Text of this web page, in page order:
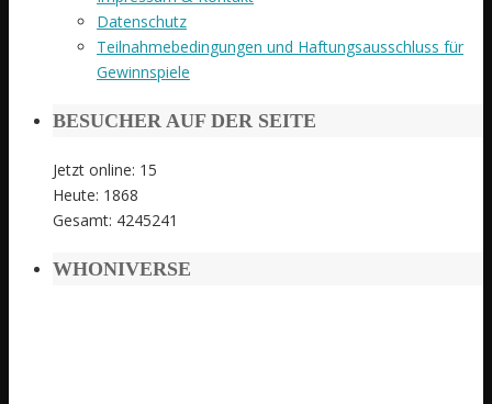
Datenschutz
Teilnahmebedingungen und Haftungsausschluss für
Gewinnspiele
BESUCHER AUF DER SEITE
Jetzt online: 15
Heute: 1868
Gesamt: 4245241
WHONIVERSE